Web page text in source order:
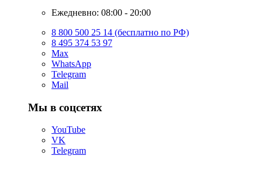
Ежедневно: 08:00 - 20:00
8 800 500 25 14 (бесплатно по РФ)
8 495 374 53 97
Max
WhatsApp
Telegram
Mail
Мы в соцсетях
YouTube
VK
Telegram